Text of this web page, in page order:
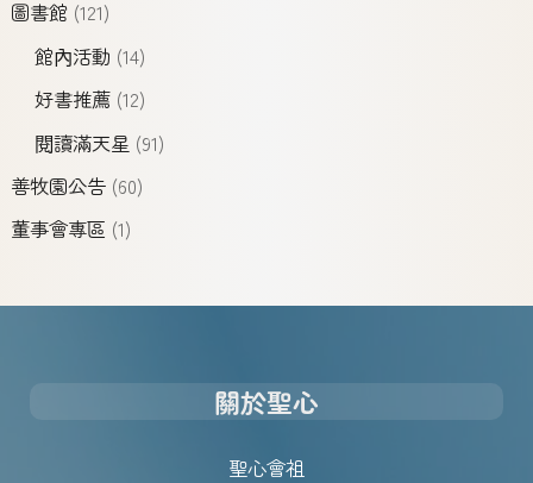
圖書館(121)
館內活動 (14)
好書推薦(12)
閱讀滿天星 (91)
善牧園公告(60)
董事會專區 (1)
關於聖心
聖心會祖